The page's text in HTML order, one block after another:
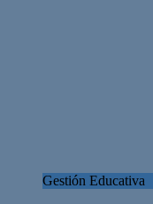
Gestión Educativa